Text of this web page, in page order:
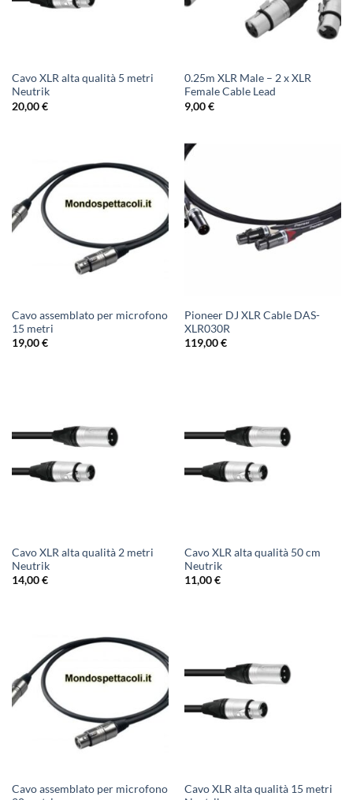
Cavo XLR alta qualità 5 metri
Neutrik
20,00€
0.25m XLR Male – 2 x XLR
Female Cable Lead
9,00€
Cavo assemblato per microfono
15 metri
19,00€
Pioneer DJ XLR Cable DAS-
XLR030R
119,00€
Cavo XLR alta qualità 2 metri
Neutrik
14,00€
Cavo XLR alta qualità 50 cm
Neutrik
11,00€
Cavo assemblato per microfono
Cavo XLR alta qualità 15 metri